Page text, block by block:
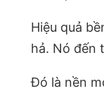
Hiệu quả
hả. Nó đến
Đó là nền